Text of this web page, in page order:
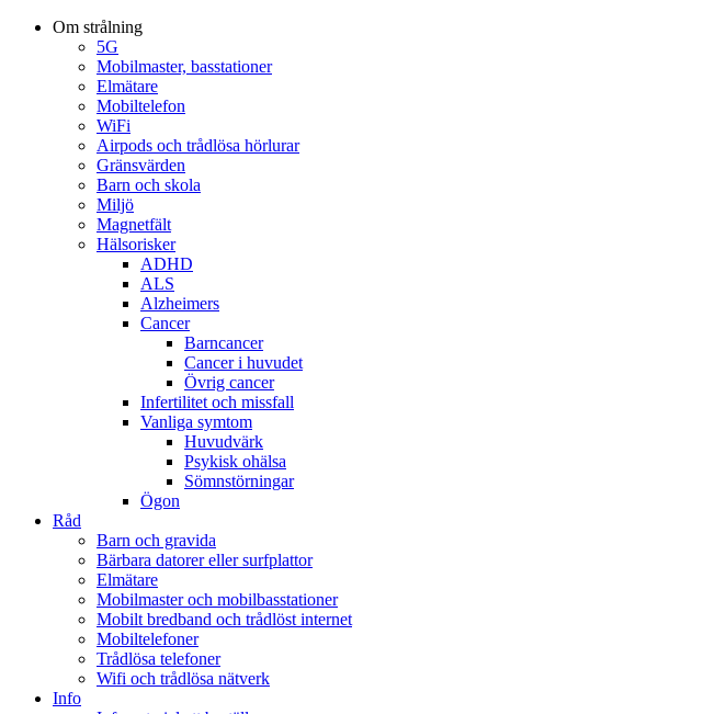
Om strålning
5G
Mobilmaster, basstationer
Elmätare
Mobiltelefon
WiFi
Airpods och trådlösa hörlurar
Gränsvärden
Barn och skola
Miljö
Magnetfält
Hälsorisker
ADHD
ALS
Alzheimers
Cancer
Barncancer
Cancer i huvudet
Övrig cancer
Infertilitet och missfall
Vanliga symtom
Huvudvärk
Psykisk ohälsa
Sömnstörningar
Ögon
Råd
Barn och gravida
Bärbara datorer eller surfplattor
Elmätare
Mobilmaster och mobilbasstationer
Mobilt bredband och trådlöst internet
Mobiltelefoner
Trådlösa telefoner
Wifi och trådlösa nätverk
Info